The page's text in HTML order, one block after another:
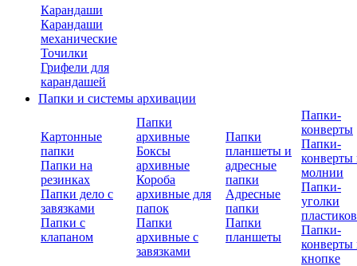
Карандаши
Карандаши
механические
Точилки
Грифели для
карандашей
Папки и системы архивации
Картонные
папки
Папки на
резинках
Папки дело с
завязками
Папки с
клапаном
Папки
архивные
Боксы
архивные
Короба
архивные для
папок
Папки
архивные с
завязками
Папки
планшеты и
адресные
папки
Адресные
папки
Папки
планшеты
Папки-
конверты
Папки-
конверты
молнии
Папки-
уголки
Папки-
конверты
кнопке